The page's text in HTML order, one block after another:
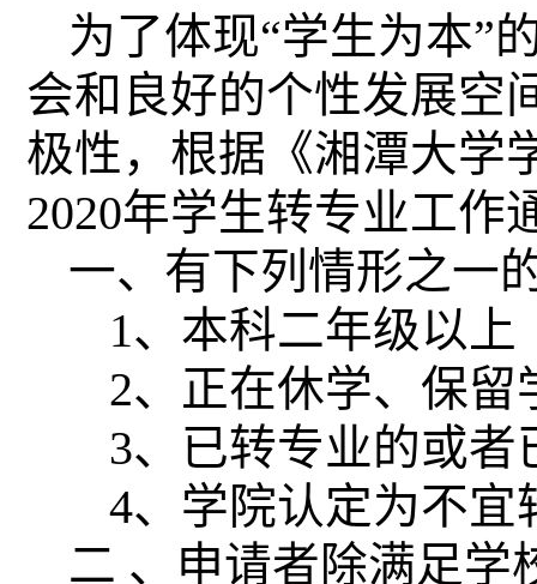
为了体现“学生为本”
会和良好的个性发展空
极性，根据《湘潭大学
2020年学生转专业工作
一、有下列情形之一
1、本科二年级以上
2、正在休学、保留
3、已转专业的或
4、学院认定为不宜
二 、申请者除满足学